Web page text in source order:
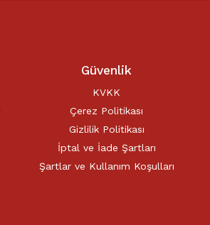
Güvenlik
KVKK
Çerez Politikası
Gizlilik Politikası
İptal ve İade Şartları
Şartlar ve Kullanım Koşulları